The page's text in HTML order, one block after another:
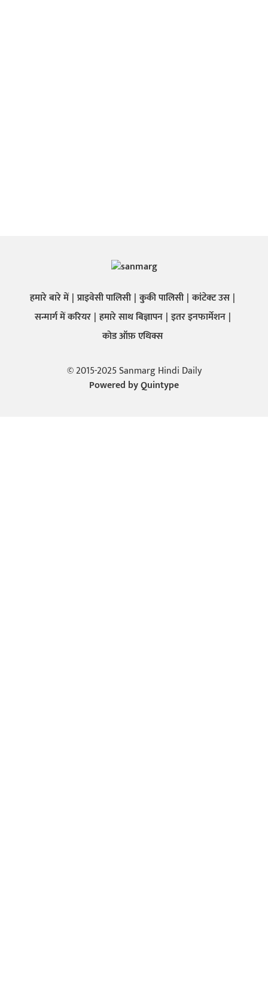
हमारे बारे में प्राइवेसी पालिसी कुकी पालिसी कांटेक्ट उस
सन्मार्ग में करियर हमारे साथ बिज्ञापन इतर इनफार्मेशन
कोड ऑफ़ एथिक्स
© 2015-2025 Sanmarg Hindi Daily
Powered byQuintype